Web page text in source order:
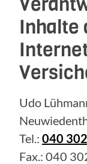
Inhalte
Udo
Tel.: 040
Fax.: 040